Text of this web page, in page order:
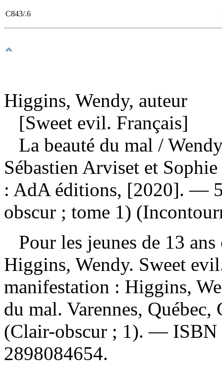
C843/.6
Higgins, Wendy, auteur
[Sweet evil. Français]
La beauté du mal /
Sébastien Arviset et
: AdA éditions, [2020]. —
obscur ; tome 1)
Pour les jeunes de 13
Higgins, Wendy. Sweet
manifestation : Higgins,
du mal. Varennes,
(Clair-obscur ; 1). — ISBN
2898084654.